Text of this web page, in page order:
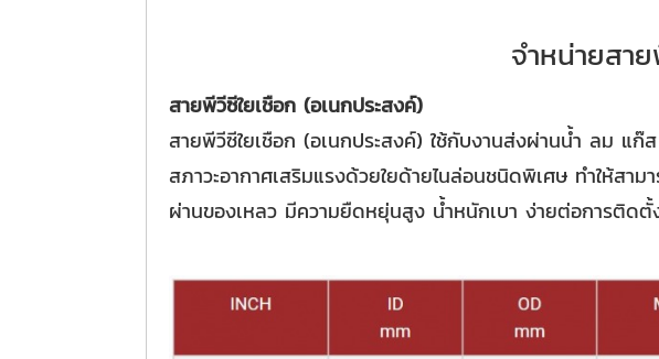
จำหน่ายสา
สายพีวีซีใยเชือก (อเนกประสงค์)
สายพีวีซีใยเชือก (อเนกประสงค์) ใช้กับงานส่งผ่านน้ำ ลม แ
สภาวะอากาศเสริมแรงด้วยใยด้ายไนล่อนชนิดพิเศษ ทำให้สา
ผ่านของเหลว มีความยืดหยุ่นสูง น้ำหนักเบา ง่ายต่อการติดตั้